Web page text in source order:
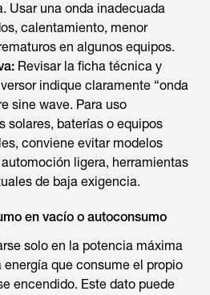
Usar una onda inadecuada
calentamiento, menor
en algunos equipos.
Revisar la ficha técnica y
indique claramente “onda
sine wave. Para uso
solares, baterías o equipos
conviene evitar modelos
ligera, herramientas
de baja exigencia.
en vacío o autoconsumo
solo en la potencia máxima
energía que consume el propio
encendido. Este dato puede